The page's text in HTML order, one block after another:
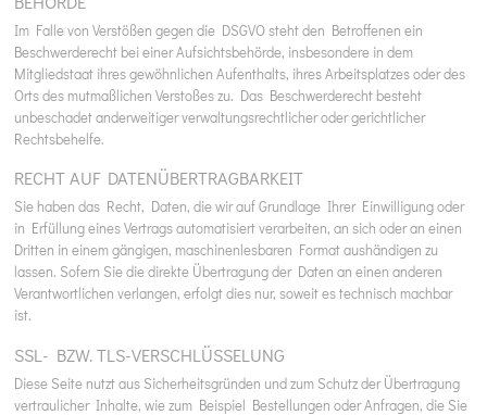
Im Falle von Verstößen gegen die DSGVO steht den Betroffenen ein
Beschwerderecht bei einer Aufsichtsbehörde, insbesondere in dem
Mitgliedstaat ihres gewöhnlichen Aufenthalts, ihres Arbeitsplatzes oder des
Orts des mutmaßlichen Verstoßes zu. Das Beschwerderecht besteht
unbeschadet anderweitiger verwaltungsrechtlicher oder gerichtlicher
Rechtsbehelfe.
RECHT AUF DATEN­ÜBERTRAG­BARKEIT
Sie haben das Recht, Daten, die wir auf Grundlage Ihrer Einwilligung oder
in Erfüllung eines Vertrags automatisiert verarbeiten, an sich oder an einen
Dritten in einem gängigen, maschinenlesbaren Format aushändigen zu
lassen. Sofern Sie die direkte Übertragung der Daten an einen anderen
Verantwortlichen verlangen, erfolgt dies nur, soweit es technisch machbar
ist.
SSL- BZW. TLS-VERSCHLÜSSELUNG
Diese Seite nutzt aus Sicherheitsgründen und zum Schutz der Übertragung
vertraulicher Inhalte, wie zum Beispiel Bestellungen oder Anfragen, die Sie